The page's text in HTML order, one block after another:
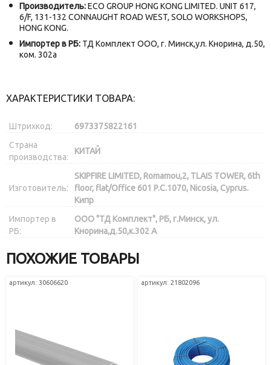
Производитель:ECO GROUP HONG KONG LIMITED. UNIT 617,
6/F, 131-132 CONNAUGHT ROAD WEST, SOLO WORKSHOPS,
HONG KONG.
Импортер в РБ: ТД Комплект ООО, г. Минск,ул. Кнорина, д.50,
ком. 302а
ХАРАКТЕРИСТИКИ ТОВАРА:
Штрихкод:
6973375822161
Страна
производства:
КИТАЙ
Изготовитель:
SKIPFIRE LIMITED, Romamou,2, TLAIS TOWER, 6th
floor, flat/Office 601 P.C.1070, Nicosia, Cyprus.
Кипр
Импортер в
РБ:
ООО "ТД Комплект", РБ, г.Минск, ул.
Кнорина,д.50,к.302 А
ПОХОЖИЕ ТОВАРЫ
артикул: 30606620 артикул: 21802096